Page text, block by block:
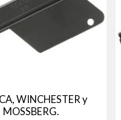
WINCHESTER y
MOSSBERG.